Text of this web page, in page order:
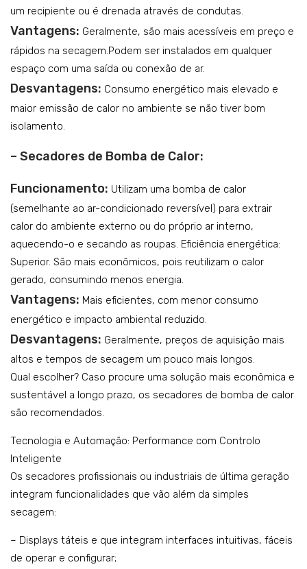
um recipiente ou é drenada através de condutas.
Vantagens: Geralmente, são mais acessíveis em preço e
rápidos na secagem.Podem ser instalados em qualquer
espaço com uma saída ou conexão de ar.
Desvantagens: Consumo energético mais elevado e
maior emissão de calor no ambiente se não tiver bom
isolamento.
– Secadores de Bomba de Calor:
Funcionamento: Utilizam uma bomba de calor
(semelhante ao ar-condicionado reversível) para extrair
calor do ambiente externo ou do próprio ar interno,
aquecendo-o e secando as roupas. Eficiência energética:
Superior. São mais econômicos, pois reutilizam o calor
gerado, consumindo menos energia.
Vantagens: Mais eficientes, com menor consumo
energético e impacto ambiental reduzido.
Desvantagens: Geralmente, preços de aquisição mais
altos e tempos de secagem um pouco mais longos.
Qual escolher? Caso procure uma solução mais econômica e
sustentável a longo prazo, os secadores de bomba de calor
são recomendados.
Tecnologia e Automação: Performance com Controlo
Inteligente
Os secadores profissionais ou industriais de última geração
integram funcionalidades que vão além da simples
secagem:
– Displays táteis e que integram interfaces intuitivas, fáceis
de operar e configurar;